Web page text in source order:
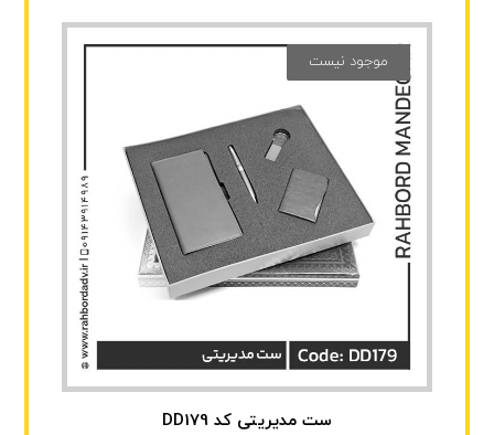
ست مدیریتی کد DD179
موجود نیست